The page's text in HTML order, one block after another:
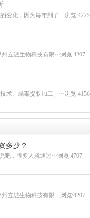
变化，因为每年到了···浏览:4225
立诚生物科技有限···浏览:4207
术、蝎毒提取加工、···浏览:4156
多少？
吧，很多人就通过···浏览:4707
立诚生物科技有限···浏览:4207